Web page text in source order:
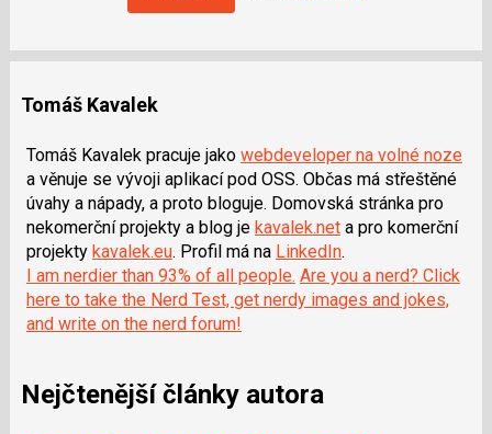
Tomáš Kavalek
Tomáš Kavalek pracuje jako webdeveloper na volné noze
a věnuje se vývoji aplikací pod OSS. Občas má střeštěné
úvahy a nápady, a proto bloguje. Domovská stránka pro
nekomerční projekty a blog je kavalek.neta pro komerční
projekty kavalek.eu. Profil má na LinkedIn.
I am nerdier than 93% of all people. Are you a nerd? Click
here to take the Nerd Test, get nerdy images and jokes,
and write on the nerd forum!
Nejčtenější články autora